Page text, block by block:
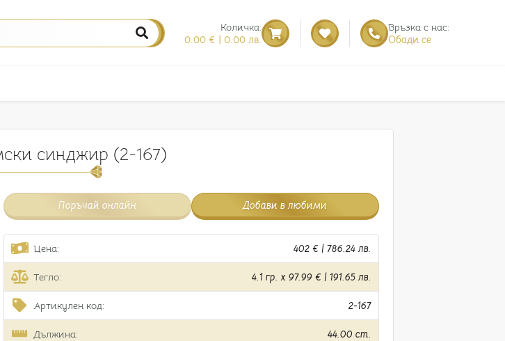
Количка:
0.00 € | 0.00 лв.
Връзка с нас:
Обади се
синджир (2-167)
Поръчай онлайн Добави в любими
Цена: 402 € | 786.24 лв.
Тегло: 4.1 гр. x 97.99 € | 191.65 лв.
Артикулен код: 2-167
Дължина: 44.00 cm.